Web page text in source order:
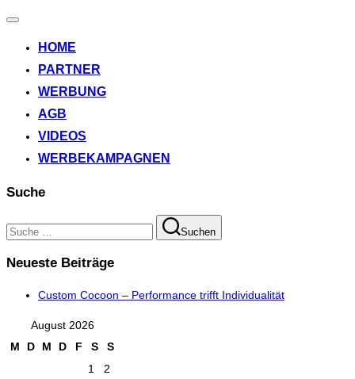
Navigation
HOME
PARTNER
WERBUNG
AGB
VIDEOS
WERBEKAMPAGNEN
Suche
Suchen
nach:
Suchen
Neueste Beiträge
Custom Cocoon – Performance trifft Individualität
August 2026
M
D M D F S
S
1
2